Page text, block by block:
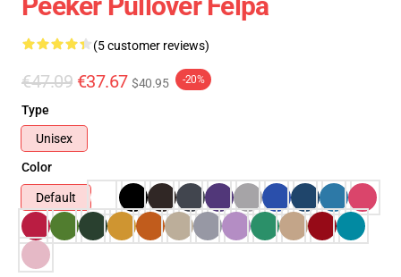
(5 customer reviews)
€47.09 €37.67 $40.95 -20%
Type
Unisex
Color
Default